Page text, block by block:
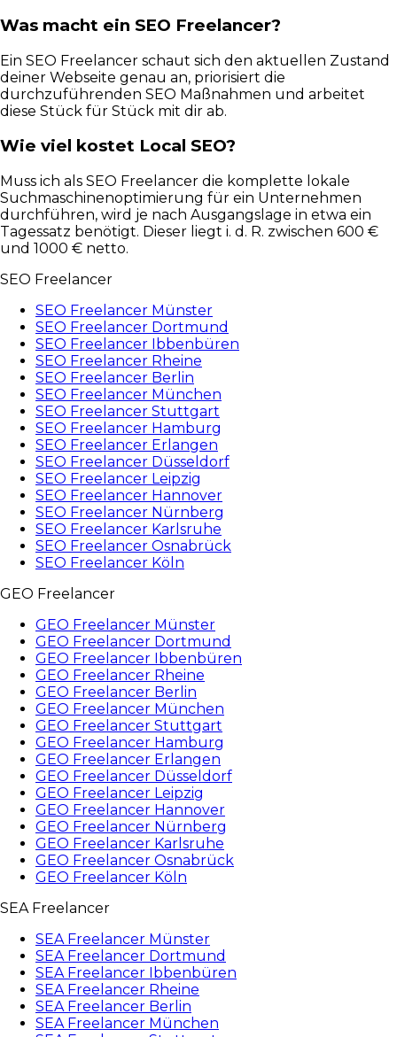
Was macht ein SEO Freelancer?
Ein SEO Freelancer schaut sich den aktuellen Zustand
deiner Webseite genau an, priorisiert die
durchzuführenden SEO Maßnahmen und arbeitet
diese Stück für Stück mit dir ab.
Wie viel kostet Local SEO?
Muss ich als SEO Freelancer die komplette lokale
Suchmaschinenoptimierung für ein Unternehmen
durchführen, wird je nach Ausgangslage in etwa ein
Tagessatz benötigt. Dieser liegt i. d. R. zwischen 600 €
und 1000 € netto.
SEO Freelancer
SEO Freelancer Münster
SEO Freelancer Dortmund
SEO Freelancer Ibbenbüren
SEO Freelancer Rheine
SEO Freelancer Berlin
SEO Freelancer München
SEO Freelancer Stuttgart
SEO Freelancer Hamburg
SEO Freelancer Erlangen
SEO Freelancer Düsseldorf
SEO Freelancer Leipzig
SEO Freelancer Hannover
SEO Freelancer Nürnberg
SEO Freelancer Karlsruhe
SEO Freelancer Osnabrück
SEO Freelancer Köln
GEO Freelancer
GEO Freelancer Münster
GEO Freelancer Dortmund
GEO Freelancer Ibbenbüren
GEO Freelancer Rheine
GEO Freelancer Berlin
GEO Freelancer München
GEO Freelancer Stuttgart
GEO Freelancer Hamburg
GEO Freelancer Erlangen
GEO Freelancer Düsseldorf
GEO Freelancer Leipzig
GEO Freelancer Hannover
GEO Freelancer Nürnberg
GEO Freelancer Karlsruhe
GEO Freelancer Osnabrück
GEO Freelancer Köln
SEA Freelancer
SEA Freelancer Münster
SEA Freelancer Dortmund
SEA Freelancer Ibbenbüren
SEA Freelancer Rheine
SEA Freelancer Berlin
SEA Freelancer München